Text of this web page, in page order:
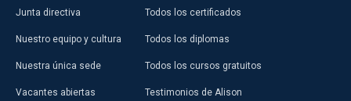
Junta directiva
Nuestro equipo y cultura
Nuestra única sede
Vacantes abiertas
Todos los certificados
Todos los diplomas
Todos los cursos gratuitos
Testimonios de Alison